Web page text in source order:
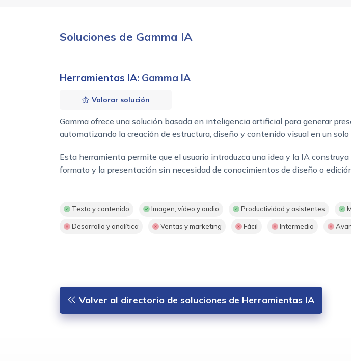
Soluciones de Gamma IA
Herramientas IA: Gamma IA
Valorar solución
Gamma ofrece una solución basada en inteligencia artificial para generar
automatizando la creación de estructura, diseño y contenido visual en un solo
Esta herramienta permite que el usuario introduzca una idea y la IA
formato y la presentación sin necesidad de conocimientos de diseño o
Texto y contenido Imagen, vídeo y audio Productividad y asistentes
Desarrollo y analítica Ventas y marketing Fácil Intermedio
Volver al directorio de soluciones de Herramientas IA